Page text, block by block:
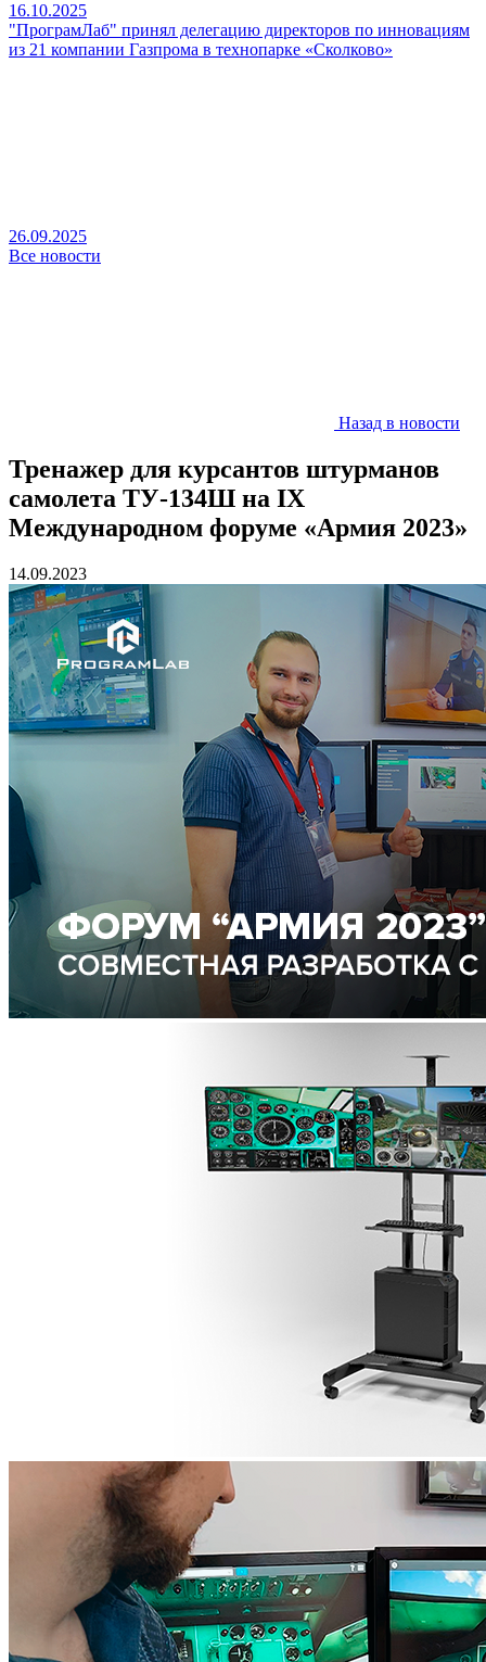
16.10.2025
"ПрограмЛаб" принял делегацию директоров по инновациям
из 21 компании Газпрома в технопарке «Сколково»
26.09.2025
Все новости
Назад в новости
Тренажер для курсантов штурманов
самолета ТУ-134Ш на IX
Международном форуме «Армия 2023»
14.09.2023